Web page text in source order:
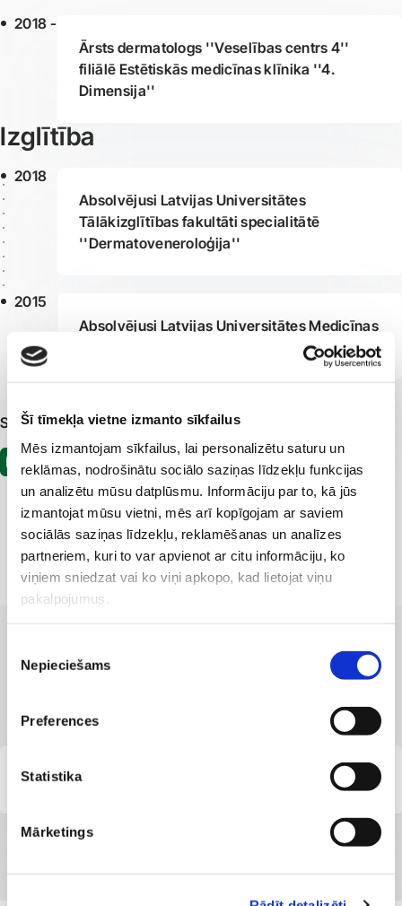
Šī tīmekļa vietne izmanto sīkfailus
Mēs izmantojam sīkfailus, lai personalizētu saturu un
reklāmas, nodrošinātu sociālo saziņas līdzekļu funkcijas
un analizētu mūsu datplūsmu. Informāciju par to, kā jūs
izmantojat mūsu vietni, mēs arī kopīgojam ar saviem
sociālās saziņas līdzekļu, reklamēšanas un analīzes
partneriem, kuri to var apvienot ar citu informāciju, ko
viņiem sniedzat vai ko viņi apkopo, kad lietojat viņu
pakalpojumus.
izvēle
Nepieciešams
Preferences
Statistika
Mārketings
2018 -
Ārsts dermatologs ''Veselības centrs 4''
filiālē Estētiskās medicīnas klīnika ''4.
Dimensija''
Izglītība
2018
Absolvējusi Latvijas Universitātes
Tālākizglītības fakultāti specialitātē
''Dermatoveneroloģija''
2015
Absolvējusi Latvijas Universitātes Medicīnas
Sociālie tīkli
KLĪNIKAS AR LABĀKAJIEM PAKALPOJUMIEM
Filiāles, kurās pieejams
SIA ''Veselības centrs 4'' Estētiskās medicīnas